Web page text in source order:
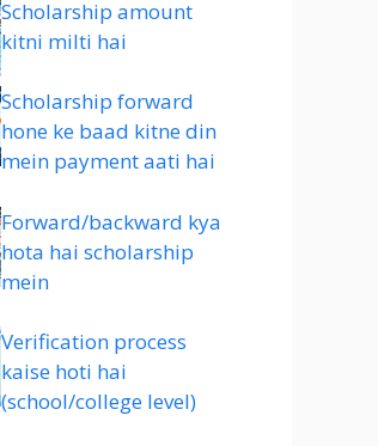
Scholarship amount
kitni milti hai
Scholarship forward
hone ke baad kitne din
mein payment aati hai
Forward/backward kya
hota hai scholarship
mein
Verification process
kaise hoti hai
(school/college level)